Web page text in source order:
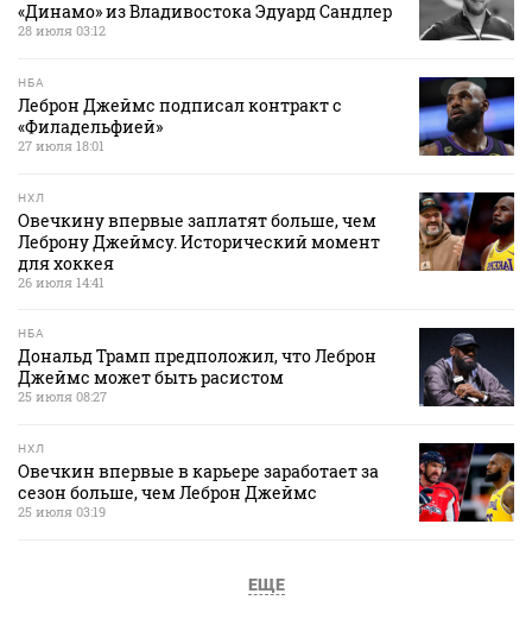
«Динамо» из Владивостока Эдуард Сандлер
28 июля 03:12
НБА
Леброн Джеймс подписал контракт с
«Филадельфией»
27 июля 18:01
НХЛ
Овечкину впервые заплатят больше, чем
Леброну Джеймсу. Исторический момент
для хоккея
26 июля 14:41
НБА
Дональд Трамп предположил, что Леброн
Джеймс может быть расистом
25 июля 08:27
НХЛ
Овечкин впервые в карьере заработает за
сезон больше, чем Леброн Джеймс
25 июля 03:19
ЕЩЕ